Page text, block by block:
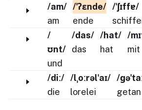
/am/
am
/ˈʔɛnde/
ende
/ˈʃɪffɐ/
/
ʊnt/
und
/das/
das
/hat/
hat
/
mit
/diː/
die
/lˌoːrəlˈaɪ/
lorelei
/
getan